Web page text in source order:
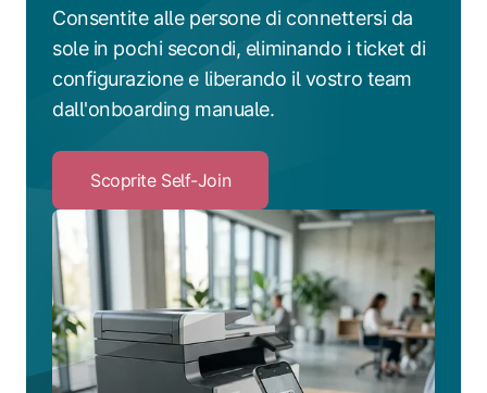
Consentite alle persone di connettersi da
sole in pochi secondi, eliminando i ticket di
configurazione e liberando il vostro team
dall'onboarding manuale.
Scoprite Self-Join
to
Scoprite
Self-
Join